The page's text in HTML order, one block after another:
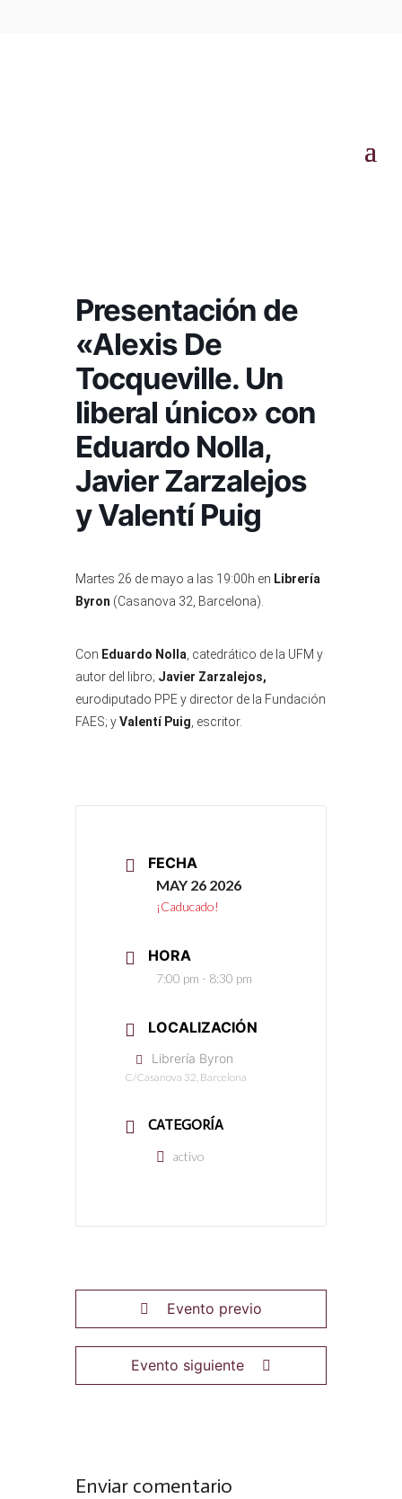
Presentación de
«Alexis De
Tocqueville. Un
liberal único» con
Eduardo Nolla,
Javier Zarzalejos
y Valentí Puig
Martes 26 de mayo a las 19:00h en Librería
Byron (Casanova 32, Barcelona).
Con Eduardo Nolla , catedrático de la UFM y
autor del libro; Javier Zarzalejos,
eurodiputado PPE y director de la Fundación
FAES; yValentí Puig , escritor.
FECHA
MAY 26 2026
¡Caducado!
HORA
7:00 pm - 8:30 pm
LOCALIZACIÓN
Librería Byron
C/Casanova 32, Barcelona
CATEGORÍA
activo
Evento previo
Evento siguiente
Enviar comentario